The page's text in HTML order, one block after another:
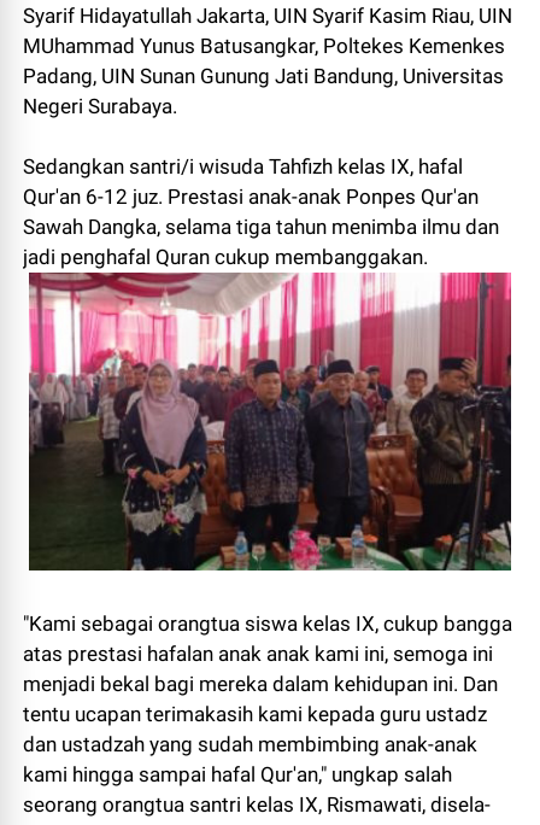
Syarif Hidayatullah Jakarta, UIN Syarif Kasim Riau, UIN
MUhammad Yunus Batusangkar, Poltekes Kemenkes
Padang, UIN Sunan Gunung Jati Bandung, Universitas
Negeri Surabaya.
Sedangkan santri/i wisuda Tahfizh kelas IX, hafal
Qur'an 6-12 juz. Prestasi anak-anak Ponpes Qur'an
Sawah Dangka, selama tiga tahun menimba ilmu dan
jadi penghafal Quran cukup membanggakan.
"Kami sebagai orangtua siswa kelas IX, cukup bangga
atas prestasi hafalan anak anak kami ini, semoga ini
menjadi bekal bagi mereka dalam kehidupan ini. Dan
tentu ucapan terimakasih kami kepada guru ustadz
dan ustadzah yang sudah membimbing anak-anak
kami hingga sampai hafal Qur'an," ungkap salah
seorang orangtua santri kelas IX, Rismawati, disela-